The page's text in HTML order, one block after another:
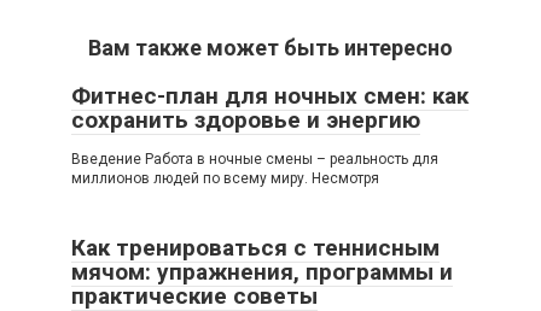
Вам также может быть интересно
Фитнес-план для ночных смен: как
сохранить здоровье и энергию
Введение Работа в ночные смены – реальность для
миллионов людей по всему миру. Несмотря
Как тренироваться с теннисным
мячом: упражнения, программы и
практические советы